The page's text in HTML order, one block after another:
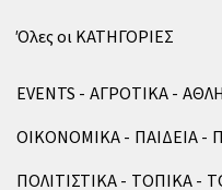
Όλες οι ΚΑΤΗΓΟΡΙΕΣ
EVENTS ΑΓΡΟΤΙΚΑ
ΟΙΚΟΝΟΜΙΚΑ
ΠΑΙΔΕΙΑ
ΠΟΛΙΤΙΣΤΙΚΑ
ΤΟΠΙΚΑ